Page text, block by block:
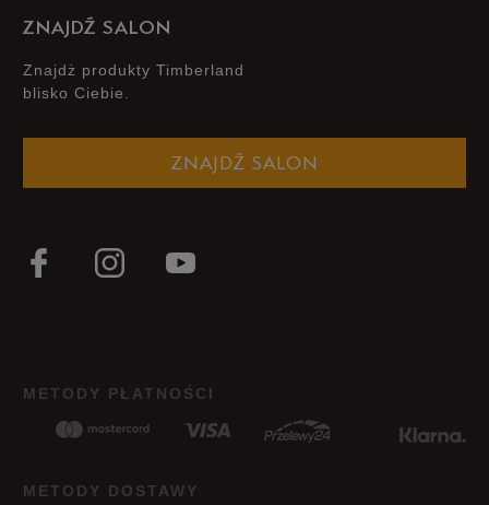
Zaniżony
ZNAJDŹ SALON
Znajdż produkty Timberland
blisko Ciebie.
ZNAJDŹ SALON
METODY PŁATNOŚCI
METODY DOSTAWY